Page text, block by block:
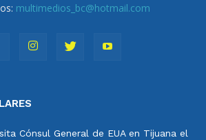
multimedios_bc@hotmail.com
Cónsul General de EUA en Tijuana el